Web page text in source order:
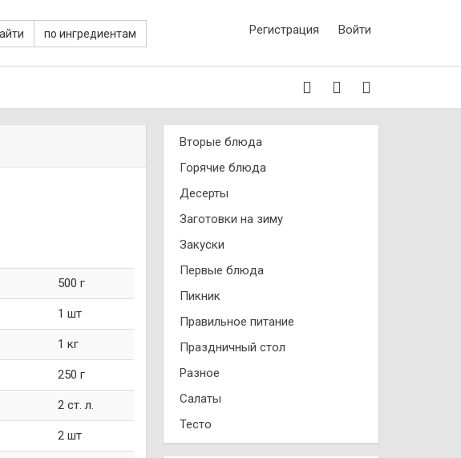
по ингредиентам Регистрация Войти
500 г
1 шт
1 кг
250 г
2 ст. л.
2 шт
Вторые блюда
Горячие блюда
Десерты
Заготовки на зиму
Закуски
Первые блюда
Пикник
Правильное питание
Праздничный стол
Разное
Салаты
Тесто